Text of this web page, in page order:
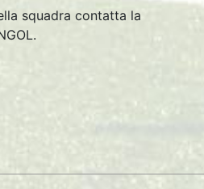
squadra contatta la